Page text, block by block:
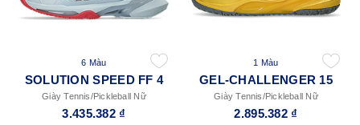
6 Màu
SOLUTION SPEED FF 4
Giày Tennis/Pickleball Nữ
3.435.382 ₫
1 Màu
GEL-CHALLENGER 15
Giày Tennis/Pickleball Nữ
2.895.382 ₫